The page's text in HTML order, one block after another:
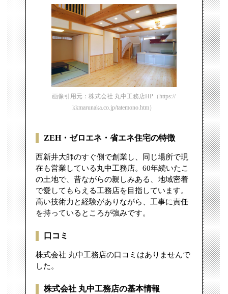
画像引用元：株式会社 丸中工務店HP（https://
kkmarunaka.co.jp/tatemono.htm）
ZEH・ゼロエネ・省エネ住宅の特徴
西新井大師のすぐ側で創業し、同じ場所で現
在も営業している丸中工務店。60年続いたこ
の土地で、昔ながらの親しみある、地域密着
で愛してもらえる工務店を目指しています。
高い技術力と経験がありながら、工事に責任
を持っているところが強みです。
口コミ
株式会社 丸中工務店の口コミはありませんで
した。
株式会社 丸中工務店の基本情報